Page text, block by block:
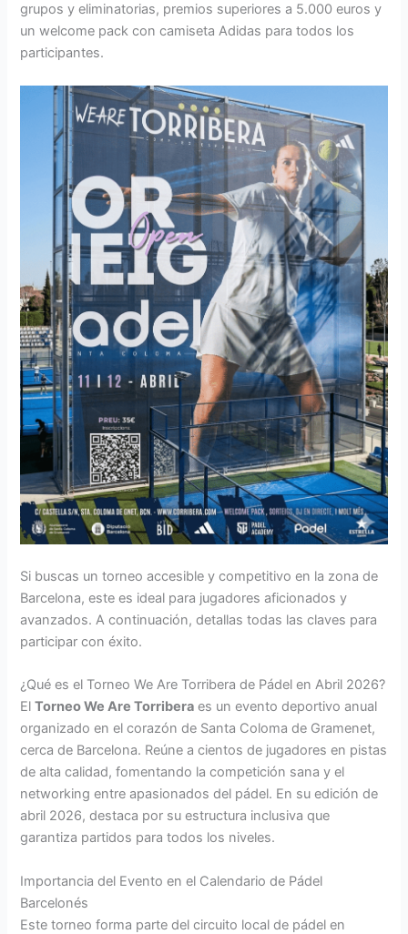
grupos y eliminatorias, premios superiores a 5.000 euros y
un welcome pack con camiseta Adidas para todos los
participantes.
Si buscas un torneo accesible y competitivo en la zona de
Barcelona, este es ideal para jugadores aficionados y
avanzados. A continuación, detallas todas las claves para
participar con éxito.
¿Qué es el Torneo We Are Torribera de Pádel en Abril 2026?
ElTorneo We Are Torribera es un evento deportivo anual
organizado en el corazón de Santa Coloma de Gramenet,
cerca de Barcelona. Reúne a cientos de jugadores en pistas
de alta calidad, fomentando la competición sana y el
networking entre apasionados del pádel. En su edición de
abril 2026, destaca por su estructura inclusiva que
garantiza partidos para todos los niveles.
Importancia del Evento en el Calendario de Pádel
Barcelonés
Este torneo forma parte del circuito local de pádel en